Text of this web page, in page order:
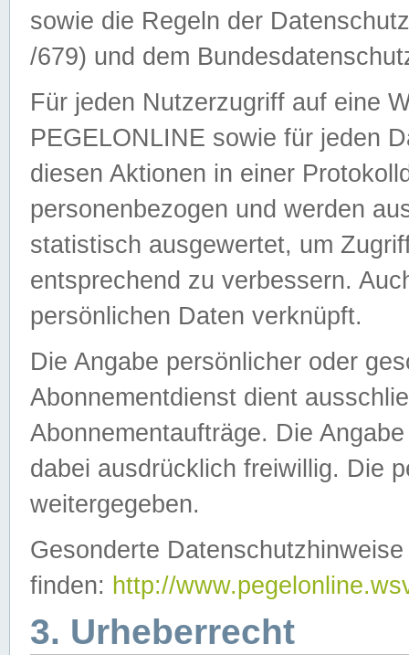
sowie die Regeln der
/679) und dem
Für jeden Nutzerzugriff auf eine
PEGELONLINE sowie für jeden
diesen Aktionen in einer
personenbezogen und werden
statistisch ausgewertet, um
entsprechend zu verbessern.
persönlichen Daten verknüpft.
Die Angabe persönlicher oder
Abonnementdienst dient
Abonnementaufträge. Die
dabei ausdrücklich freiwillig. Die
weitergegeben.
Gesonderte
finden: http://
3. Urheberrecht